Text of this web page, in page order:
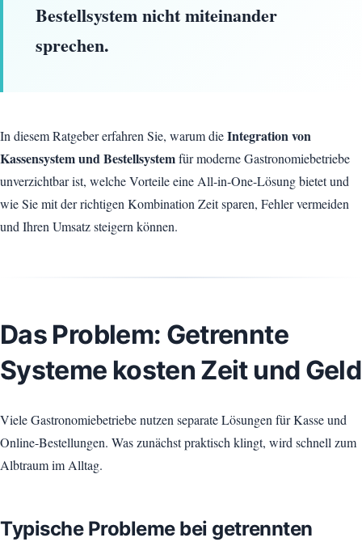
Bestellsystem nicht miteinander
sprechen.
In diesem Ratgeber erfahren Sie, warum dieIntegration von
Kassensystem und Bestellsystemfür moderne Gastronomiebetriebe
unverzichtbar ist, welche Vorteile eine All-in-One-Lösung bietet und
wie Sie mit der richtigen Kombination Zeit sparen, Fehler vermeiden
und Ihren Umsatz steigern können.
Das Problem: Getrennte
Systeme kosten Zeit und Geld
Viele Gastronomiebetriebe nutzen separate Lösungen für Kasse und
Online-Bestellungen. Was zunächst praktisch klingt, wird schnell zum
Albtraum im Alltag.
Typische Probleme bei getrennten